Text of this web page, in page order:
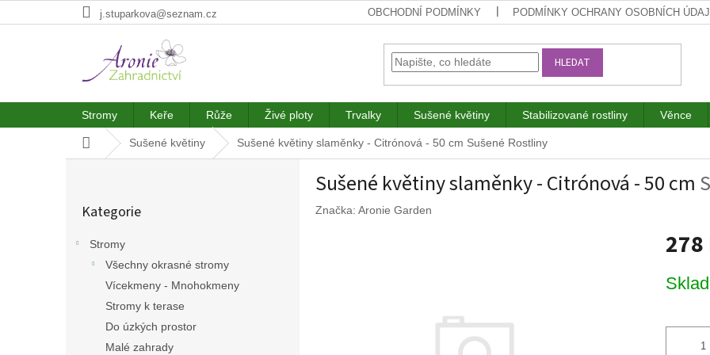
na
j.stuparkova@seznam.cz OBCHODNÍ PODMÍNKY PODMÍNKY OCHRANY OSOBNÍCH
HLEDAT
Stromy Keře Růže Živé ploty Trvalky Sušené květiny Stabilizované rostliny Věnce
Domů Sušené květiny Sušené květiny slaměnky - Citrónová - 50 cm Sušené Rostliny
kategorie
Kategorie
Stromy
Všechny okrasné stromy
Vícekmeny - Mnohokmeny
Stromy k terase
Do úzkých prostor
Malé zahrady
Sušené květiny slaměnky - Citrónová - 50 cm
Značka: Aronie Garden
278
cena: